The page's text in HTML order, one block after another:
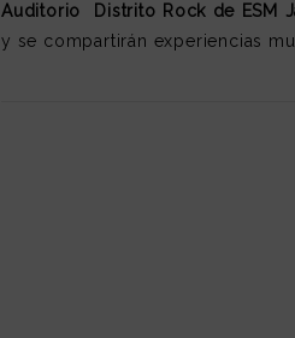
Auditorio Distrito Rock de ESM
y se compartirán experiencias